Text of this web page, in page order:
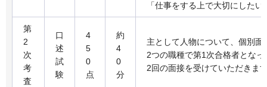
「仕事をする上で大切にしたい
第
2
次
考
査
口
述
試
験
4
5
0
点
約
4
0
分
主として人物について、個別
2つの職種で第1次合格者とな
2回の面接を受けていただきま